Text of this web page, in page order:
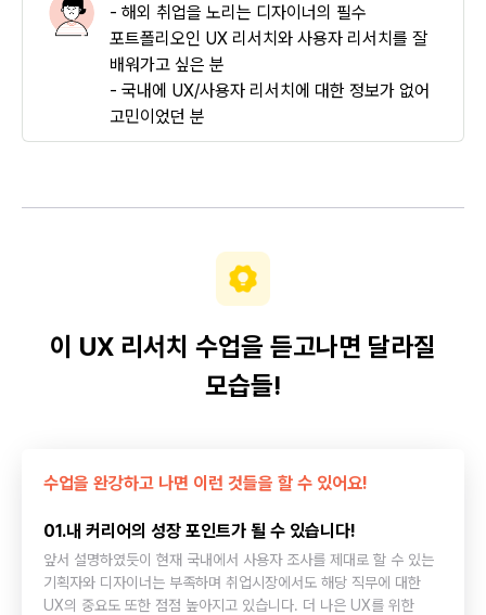
- 해외 취업을 노리는 디자이너의 필수
포트폴리오인 UX 리서치와 사용자 리서치를 잘
배워가고 싶은 분
- 국내에 UX/사용자 리서치에 대한 정보가 없어
고민이었던 분
이 UX 리서치 수업을 듣고나면 달라질
모습들!
수업을 완강하고 나면 이런 것들을 할 수 있어요!
01.내 커리어의 성장 포인트가 될 수 있습니다!
앞서 설명하였듯이 현재 국내에서 사용자 조사를 제대로 할 수 있는
기획자와 디자이너는 부족하며 취업시장에서도 해당 직무에 대한
UX의 중요도 또한 점점 높아지고 있습니다. 더 나은 UX를 위한